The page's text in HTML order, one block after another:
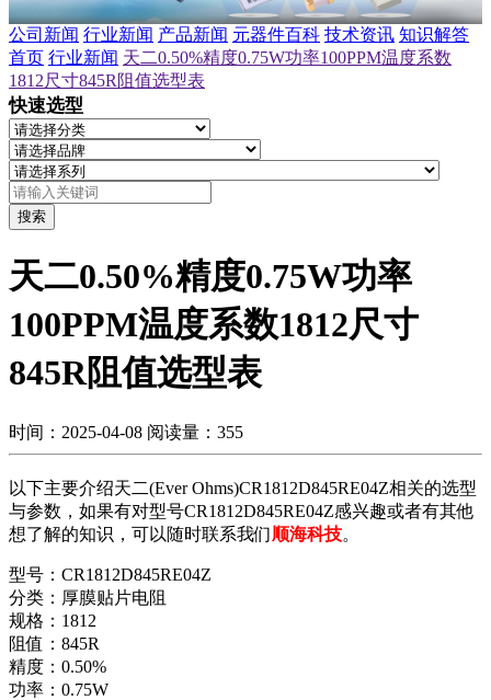
公司新闻 行业新闻 产品新闻 元器件百科 技术资讯 知识解答
首页 行业新闻 天二0.50%精度0.75W功率100PPM温度系数
1812尺寸845R阻值选型表
快速选型
搜索
天二0.50%精度0.75W功率
100PPM温度系数1812尺寸
845R阻值选型表
时间：2025-04-08 阅读量：355
以下主要介绍天二(Ever Ohms)CR1812D845RE04Z相关的选型
与参数，如果有对型号CR1812D845RE04Z感兴趣或者有其他
想了解的知识，可以随时联系我们顺海科技。
型号：CR1812D845RE04Z
分类：厚膜贴片电阻
规格：1812
阻值：845R
精度：0.50%
功率：0.75W